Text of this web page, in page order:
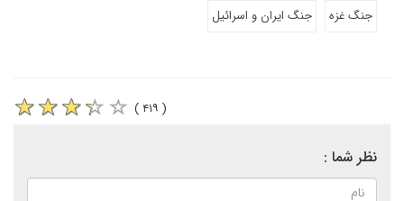
جنگ غزه
جنگ ایران و اسرائیل
( ۴۱۹ )
نظر شما :